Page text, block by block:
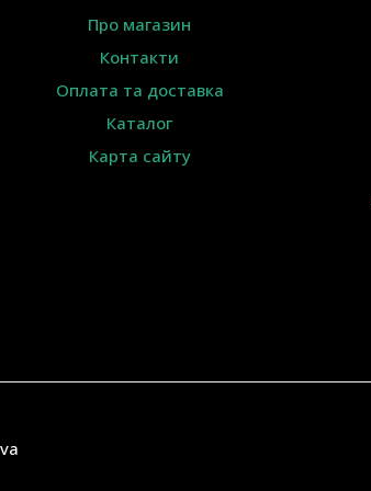
Про магазин
Контакти
Оплата та доставка
Каталог
Карта сайту